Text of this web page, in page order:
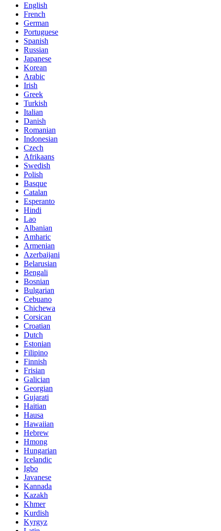
English
French
German
Portuguese
Spanish
Russian
Japanese
Korean
Arabic
Irish
Greek
Turkish
Italian
Danish
Romanian
Indonesian
Czech
Afrikaans
Swedish
Polish
Basque
Catalan
Esperanto
Hindi
Lao
Albanian
Amharic
Armenian
Azerbaijani
Belarusian
Bengali
Bosnian
Bulgarian
Cebuano
Chichewa
Corsican
Croatian
Dutch
Estonian
Filipino
Finnish
Frisian
Galician
Georgian
Gujarati
Haitian
Hausa
Hawaiian
Hebrew
Hmong
Hungarian
Icelandic
Igbo
Javanese
Kannada
Kazakh
Khmer
Kurdish
Kyrgyz